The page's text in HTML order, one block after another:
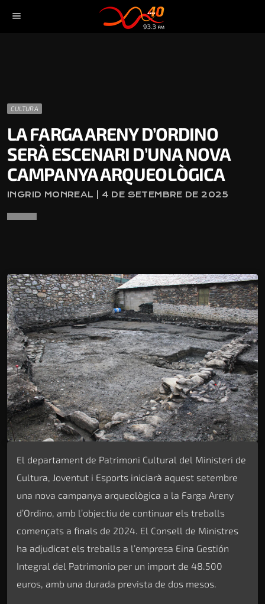
menu
CULTURA
LA FARGA ARENY D’ORDINO
SERÀ ESCENARI D’UNA NOVA
CAMPANYA ARQUEOLÒGICA
INGRID MONREAL | 4 DE SETEMBRE DE 2025
El departament de Patrimoni Cultural del Ministeri de
Cultura, Joventut i Esports iniciarà aquest setembre
una nova campanya arqueològica a la Farga Areny
d’Ordino, amb l’objectiu de continuar els treballs
començats a finals de 2024. El Consell de Ministres
ha adjudicat els treballs a l’empresa Eina Gestión
Integral del Patrimonio per un import de 48.500
euros, amb una durada prevista de dos mesos.